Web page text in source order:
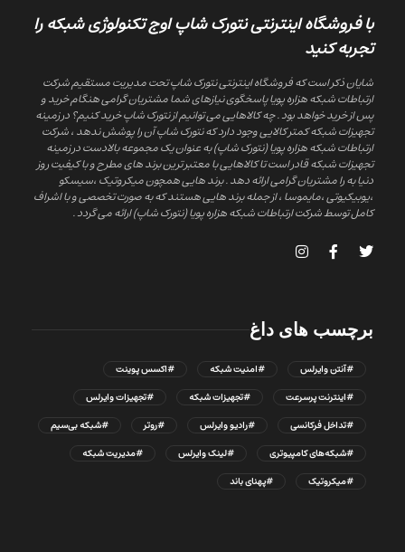
با فروشگاه اینترنتی نتورک شاپ اوج تکنولوژی شبکه را
تجربه کنید
شایان ذکر است که فروشگاه اینترنتی نتورک شاپ تحت مدیریت مستقیم شرکت
ارتباطات شبکه هزاره پویا پاسخگوی نیازهای شما مشتریان گرامی هنگام خرید و
پس از خرید خواهد بود . چه کالاهایی می توانیم از نتورک شاپ خرید کنیم؟ در زمینه
تجهیزات شبکه کمتر کالایی وجود دارد که نتورک شاپ آن را پوشش ندهد ، شرکت
ارتباطات شبکه هزاره پویا (نتورک شاپ) به عنوان یک مجموعه بالادست در زمینه
تجهیزات شبکه قادر است تا کالاهایی با معتبر ترین برند های مطرح و با کیفیت روز
دنیا به را مشتریان گرامی ارائه دهد . برند هایی همچون میکروتیک ،سیسکو
،یوبیکیوتی ،مایموسا ، از جمله برند هایی هستند که به صورت تخصصی و با اشراف
کامل توسط شرکت ارتباطات شبکه هزاره پویا (نتورک شاپ) ارائه می گردد .
برچسب های داغ
#آنتن وایرلس #امنیت شبکه
#اکسس پوینت
#اینترنت پرسرعت
#تجهیزات شبکه
#تجهیزات وایرلس
#تداخل فرکانسی
#رادیو وایرلس #روتر
#شبکه بی‌سیم
#شبکه‌های کامپیوتری
#لینک وایرلس
#مدیریت شبکه
#میکروتیک
#پهنای باند